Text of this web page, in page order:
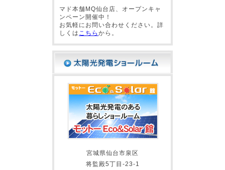
マド本舗MQ仙台店、オープンキャ
ンペーン開催中！
お気軽にお問い合わせください。詳
しくは こちら から。
宮城県仙台市泉区
将監殿5丁目-23-1